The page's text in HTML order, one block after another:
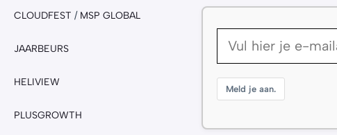
CLOUDFEST / MSP GLOBAL
JAARBEURS
HELIVIEW
PLUSGROWTH
Meld je aan.